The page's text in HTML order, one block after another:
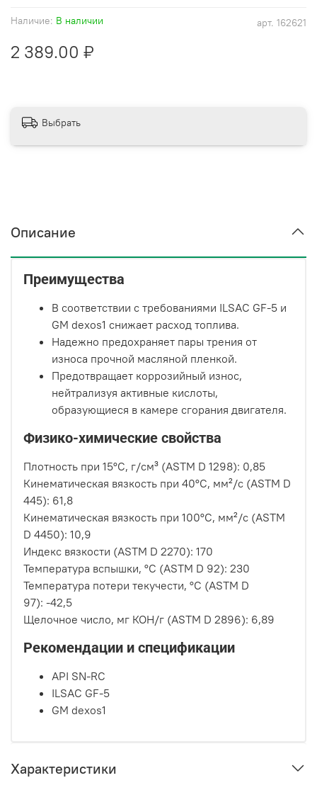
арт. 162621
Наличие: В наличии
2 389.00 ₽
Выбрать
Описание
Преимущества
В соответствии с требованиями ILSAC GF-5 и
GM dexos1 снижает расход топлива.
Надежно предохраняет пары трения от
износа прочной масляной пленкой.
Предотвращает коррозийный износ,
нейтрализуя активные кислоты,
образующиеся в камере сгорания двигателя.
Физико-химические свойства
Плотность при 15°C, г/см³ (ASTM D 1298): 0,85
Кинематическая вязкость при 40°С, мм²/с (ASTM D
445): 61,8
Кинематическая вязкость при 100°С, мм²/с (ASTM
D 4450): 10,9
Индекс вязкости (ASTM D 2270): 170
Температура вспышки, °С (ASTM D 92): 230
Температура потери текучести, °С (ASTM D
97): -42,5
Щелочное число, мг КОН/г (ASTM D 2896): 6,89
Рекомендации и спецификации
API SN-RC
ILSAC GF-5
GM dexos1
Характеристики